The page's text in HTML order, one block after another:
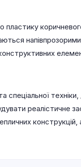
реалістичне